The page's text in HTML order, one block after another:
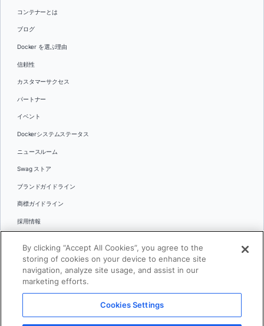
コンテナーとは
ブログ
Docker を選ぶ理由
信頼性
カスタマーサクセス
パートナー
イベント
Dockerシステムステータス
ニュースルーム
Swag ストア
ブランドガイドライン
商標ガイドライン
採用情報
言語
日本語
By clicking “Accept All Cookies”, you agree to the
storing of cookies on your device to enhance site
navigation, analyze site usage, and assist in our
marketing efforts.
Cookies Settings